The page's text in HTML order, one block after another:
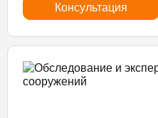
Консультация